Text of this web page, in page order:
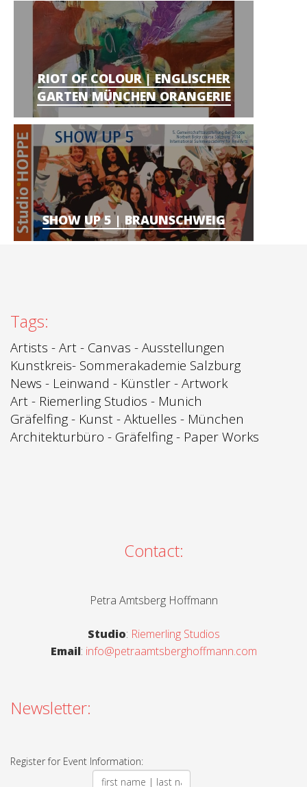
RIOT OF COLOUR | ENGLISCHER
GARTEN MÜNCHEN ORANGERIE
SHOW UP 5 | BRAUNSCHWEIG
Tags:
Artists - Art - Canvas - Ausstellungen
Kunstkreis- Sommerakademie Salzburg
News - Leinwand - Künstler - Artwork
Art - Riemerling Studios - Munich
Gräfelfing- Kunst - Aktuelles - München
Architekturbüro - Gräfelfing- Paper Works
Contact:
Petra Amtsberg Hoffmann
Studio: Riemerling Studios
Email: info@petraamtsberghoffmann.com
Newsletter:
Register for Event Information: